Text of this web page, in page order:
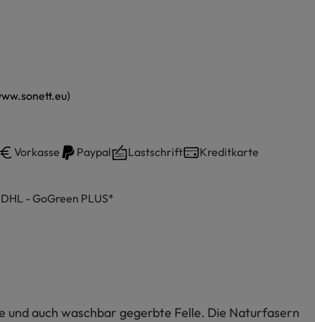
Vorkasse Paypal Lastschrift Kreditkarte
- GoGreen PLUS*
und auch waschbar gegerbte Felle. Die Naturfasern